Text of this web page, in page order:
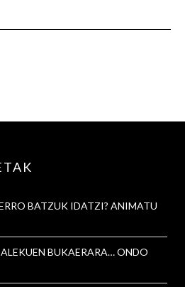
BATZUK IDATZI? ANIMATU
BUKAERARA… ONDO